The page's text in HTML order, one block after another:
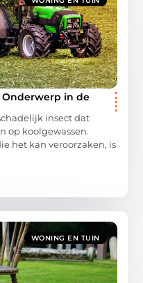
Onderwerp in de
insect dat
op koolgewassen.
het kan veroorzaken, is
WONING EN TUIN